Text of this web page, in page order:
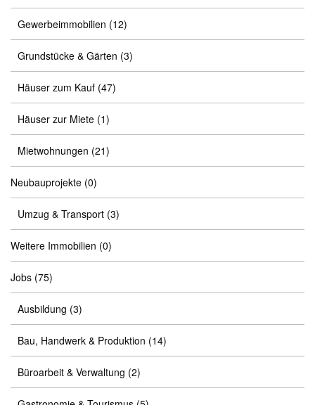
Gewerbeimmobilien (12)
Grundstücke & Gärten (3)
Häuser zum Kauf (47)
Häuser zur Miete (1)
Mietwohnungen (21)
Neubauprojekte (0)
Umzug & Transport (3)
Weitere Immobilien (0)
Jobs (75)
Ausbildung (3)
Bau, Handwerk & Produktion (14)
Büroarbeit & Verwaltung (2)